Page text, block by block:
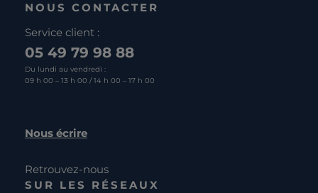
NOUS CONTACTER
Service client :
05 49 79 98 88
Du lundi au vendredi :
09 h 00 – 13 h 00 / 14 h 00 – 17 h 00
Nous écrire
Retrouvez-nous
SUR LES RÉSEAUX